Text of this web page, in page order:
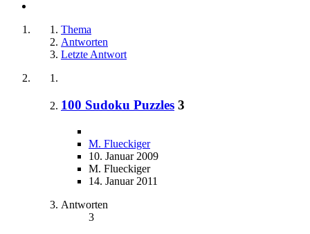
Thema
Antworten
Letzte Antwort
100 Sudoku Puzzles 3
M. Flueckiger
10. Januar 2009
M. Flueckiger
14. Januar 2011
Antworten
3